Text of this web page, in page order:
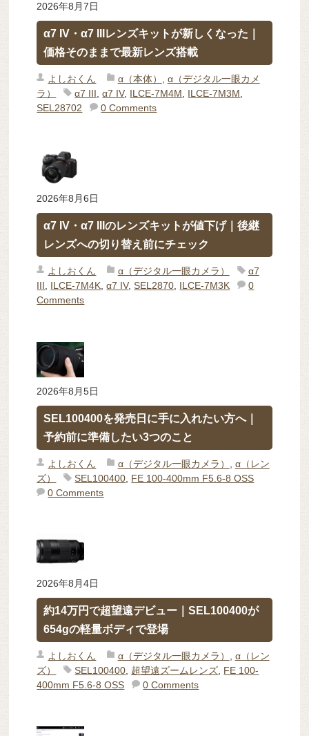
2026年8月7日
α7 IV・α7 IIIレンズキットが新しくなった｜
価格そのままで最新レンズ搭載
よしおくん α（本体） , α（デジタル一眼カメ
ラ）
α7 III,α7 IV, ILCE-7M4M, ILCE-7M3M,
SEL28702
0 Comments
2026年8月6日
α7 IV・α7 IIIのレンズキットが値下げ｜後継
レンズへの切り替え前にチェック
よしおくん α（デジタル一眼カメラ）
α7
III, ILCE-7M4K,α7 IV,SEL2870, ILCE-7M3K
0
Comments
2026年8月5日
SEL100400を発売日に手に入れたい方へ｜
予約前に準備したい3つのこと
よしおくん α（デジタル一眼カメラ）
α（レン
ズ）
SEL100400 FE 100-400mm F5.6-8 OSS
0 Comments
2026年8月4日
約14万円で超望遠デビュー｜SEL100400が
654gの軽量ボディで登場
よしおくん α（デジタル一眼カメラ）
α（レン
ズ）
SEL100400 超望遠ズームレンズ FE 100-
400mm F5.6-8 OSS
0 Comments